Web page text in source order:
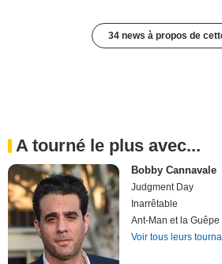
34 news à propos de
A tourné le plus avec...
Bobby Cannavale
Judgment Day
Inarrêtable
Ant-Man et la Guêpe
Voir tous leurs